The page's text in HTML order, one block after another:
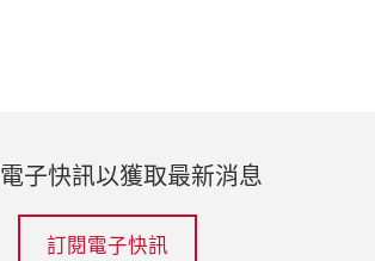
子快訊以獲取最新消息
訂閱電子快訊